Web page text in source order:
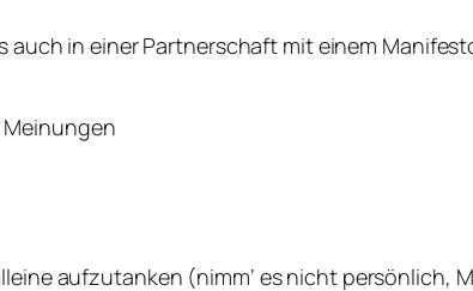
in einer Partnerschaft mit einem
aufzutanken (nimm‘ es nicht persönlich,